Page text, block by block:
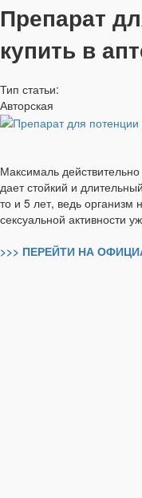
Препарат
купить в
Тип статьи:
Авторская
Максималь
дает стойкий и
то и 5 лет, ведь организм
сексуальной активности
>>> ПЕРЕЙТИ НА